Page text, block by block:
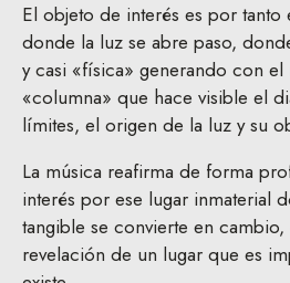
El objeto de interés es por tanto
donde la luz se abre paso,
y casi «física» generando con
«columna» que hace visible el
límites, el origen de la luz y su
La música reafirma de forma
interés por ese lugar inmaterial
tangible se convierte en
revelación de un lugar que es